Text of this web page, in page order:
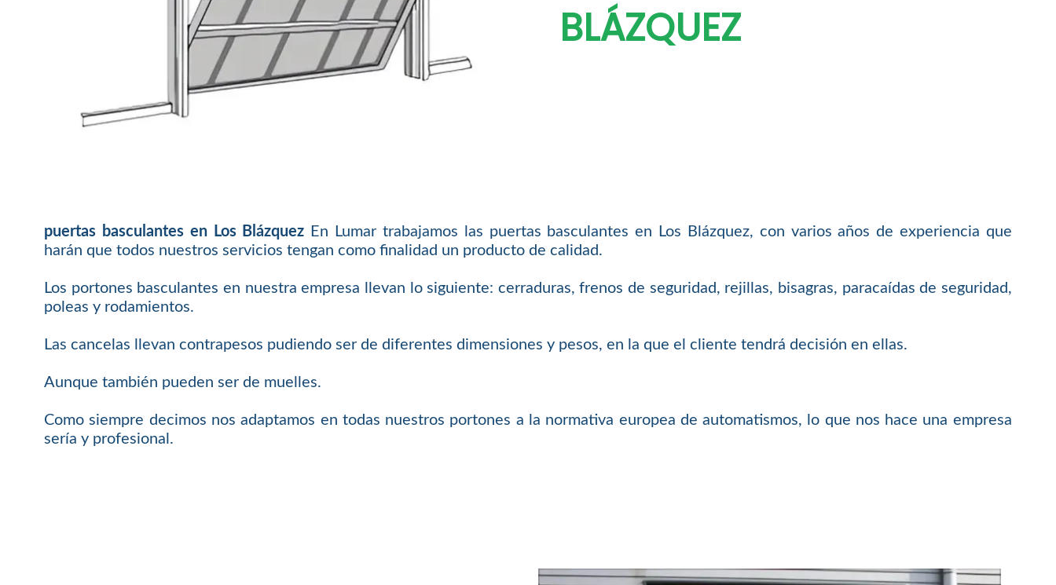
BLÁZQUEZ
puertas basculantes en Los Blázquez En Lumar trabajamos las puertas basculantes en Los Blázquez, con varios años de experiencia que
harán que todos nuestros servicios tengan como finalidad un producto de calidad.
Los portones basculantes en nuestra empresa llevan lo siguiente: cerraduras, frenos de seguridad, rejillas, bisagras, paracaídas de seguridad,
poleas y rodamientos.
Las cancelas llevan contrapesos pudiendo ser de diferentes dimensiones y pesos, en la que el cliente tendrá decisión en ellas.
Aunque también pueden ser de muelles.
Como siempre decimos nos adaptamos en todas nuestros portones a la normativa europea de automatismos, lo que nos hace una empresa
sería y profesional.